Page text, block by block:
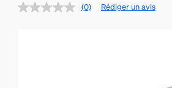
(0) Rédiger un avis